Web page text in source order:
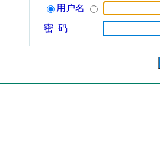
用户名
密 码